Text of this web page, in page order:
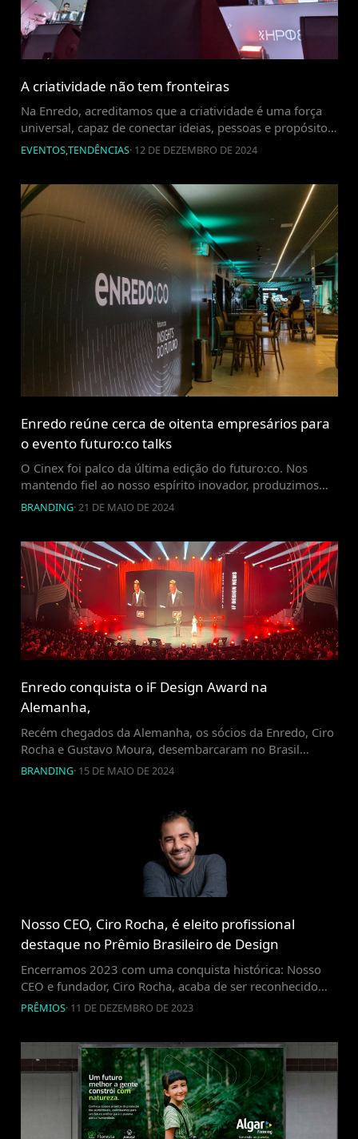
A criatividade não tem fronteiras
Na Enredo, acreditamos que a criatividade é uma força
universal, capaz de conectar ideias, pessoas e propósitos
de maneira transformadora. Essa crença ganhou vida
Advertising Festival Red Apple, em Moscou. Ser um dos
poucos representantes brasileiros no júri foi uma […]
EVENTOS,TENDÊNCIAS· 12 DE DEZEMBRO DE 2024
Enredo reúne cerca de oitenta empresários para
o evento futuro:co talks
O Cinex foi palco da última edição do futuro:co. Nos
mantendo fiel ao nosso espírito inovador, produzimos
um novo formato: o futuro:co talks. Em uma noite
envolvente sobre as tendências e inovações que
marcaram o SXSW2024 em Austin, no […]
BRANDING·21 DE MAIO DE 2024
Enredo conquista o iF Design Award na
Alemanha,
Recém chegados da Alemanha, os sócios da Enredo, Ciro
Rocha e Gustavo Moura, desembarcaram no Brasil
trazendo na bagagem o prêmio do IF Design Award
destacou na categoria Branding, pelo projeto de
estratégia de portfólio para a multinacional japonesa
BRANDING· 15 DE MAIO DE 2024
Nosso CEO, Ciro Rocha, é eleito profissional
destaque no Prêmio Brasileiro de Design
Encerramos 2023 com uma conquista histórica: Nosso
CEO e fundador, Ciro Rocha, acaba de ser reconhecido
como “Profissional Destaque” no Prêmio Brasileiro de
país, promovida pela Associação Brasileira de Empresas
de Design (ABEDESIGN), reconhecendo os melhores […]
PRÊMIOS· 11 DE DEZEMBRO DE 2023